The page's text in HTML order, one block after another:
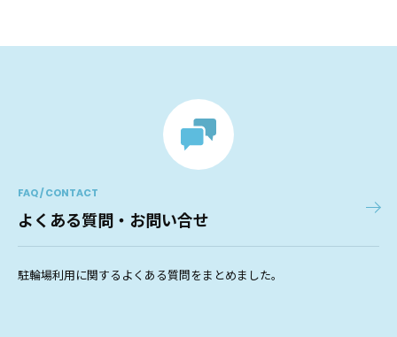
FAQ / CONTACT
よくある質問・お問い合せ
駐輪場利用に関するよくある質問をまとめました。